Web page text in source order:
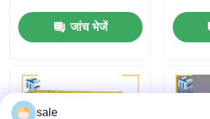
हमसे संपर्क करें
मामले
जांच भेजें
sale